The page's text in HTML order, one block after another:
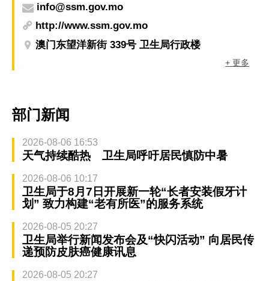
info@ssm.gov.mo
http://www.ssm.gov.mo
澳门东望洋新街 339号 卫生局行政楼
+ 更多
部门新闻
2026-08-06 16:53
天气持续酷热 卫生局呼吁居民慎防中暑
2026-08-06 10:17
卫生局于8月7日开展新一轮“长者安装假牙计
划” 致力构建“老有所医”的服务系统
2026-08-05 20:27
卫生局举行新闻发布会及“快闪活动” 向居民传
递预防皮肤癌健康讯息
2026-08-05 20:27